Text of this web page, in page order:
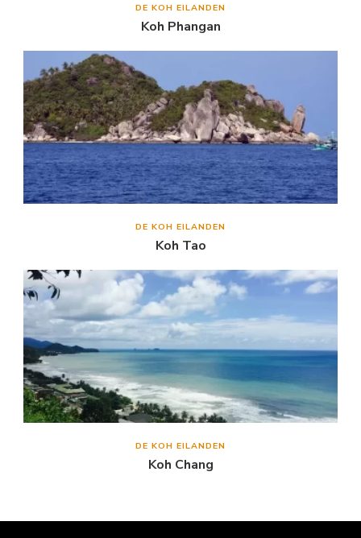
DE KOH EILANDEN
Koh Phangan
DE KOH EILANDEN
Koh Tao
DE KOH EILANDEN
Koh Chang